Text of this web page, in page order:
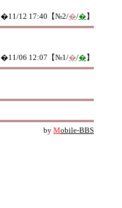
�11/12 17:40【№2/�/�】
�11/06 12:07【№1/�/�】
by Mobile-BBS